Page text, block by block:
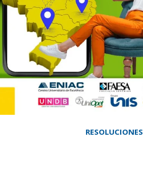
RESOLUCIONES